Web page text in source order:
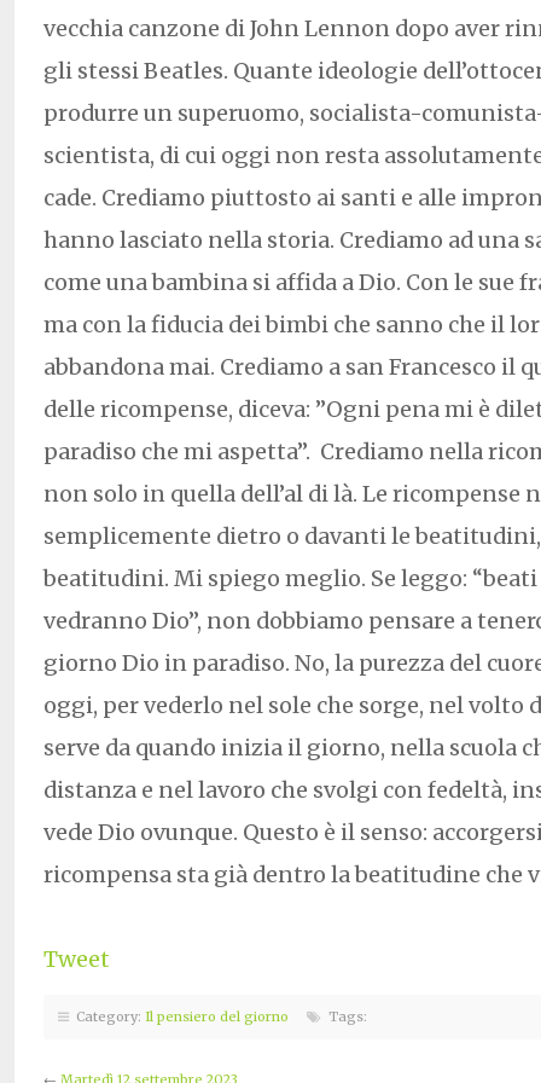
vecchia canzone di John Lennon dopo aver
gli stessi Beatles. Quante ideologie
produrre un superuomo, socialista-
scientista, di cui oggi non resta
cade. Crediamo piuttosto ai santi e alle
hanno lasciato nella storia. Crediamo ad una
come una bambina si affida a Dio. Con le sue
ma con la fiducia dei bimbi che sanno che il
abbandona mai. Crediamo a san Francesco il
delle ricompense, diceva: ”Ogni pena mi è
paradiso che mi aspetta”. Crediamo nella
non solo in quella dell’al di là. Le ricompense
semplicemente dietro o davanti le
beatitudini. Mi spiego meglio. Se leggo:
vedranno Dio”, non dobbiamo pensare a
giorno Dio in paradiso. No, la purezza del
oggi, per vederlo nel sole che sorge, nel volto
serve da quando inizia il giorno, nella scuola
distanza e nel lavoro che svolgi con fedeltà,
vede Dio ovunque. Questo è il senso:
ricompensa sta già dentro la beatitudine
Tweet
Category: Il pensiero del giorno Tags:
← Martedì 12 settembre 2023